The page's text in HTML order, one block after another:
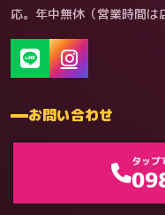
応。年中無休（営業時間は
お問い合わせ
タップ